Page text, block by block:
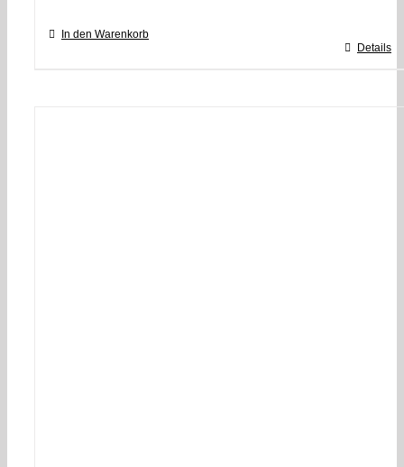
In den Warenkorb
Details